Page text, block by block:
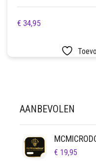
€ 34,95
AANBEVOLEN
€ 19,95